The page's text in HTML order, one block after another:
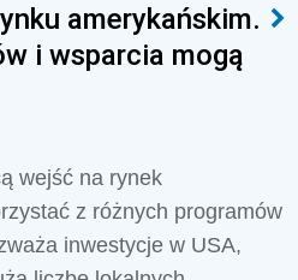
amerykańskim.
i wsparcia mogą
wejść na rynek
z różnych programów
inwestycje w USA,